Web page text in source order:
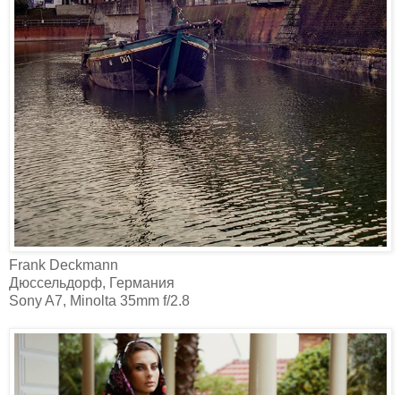
Frank Deckmann‎
Дюссельдорф, Германия
Sony A7, Minolta 35mm f/2.8